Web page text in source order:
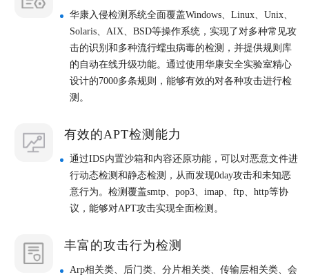
华康入侵检测系统全面覆盖Windows、Linux、Unix、
Solaris、AIX、BSD等操作系统，实现了对多种常见攻
击的识别和多种流行蠕虫病毒的检测，并提供规则库
的自动在线升级功能。通过使用华康安全实验室精心
设计的7000多条规则，能够有效的对各种攻击进行检
测。
有效的APT检测能力
通过IDS内置沙箱和内容还原功能，可以对恶意文件进
行动态检测和静态检测，从而发现0day攻击和未知恶
意行为。检测覆盖smtp、pop3、imap、ftp、http等协
议，能够对APT攻击实现全面检测。
丰富的攻击行为检测
Arp相关类、后门类、分片相关类、传输层相关类、会